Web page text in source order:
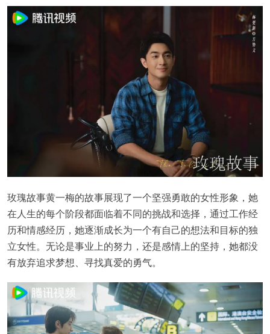
玫瑰故事黄一梅的故事展现了一个坚强勇敢的女性形象，她
在人生的每个阶段都面临着不同的挑战和选择，通过工作经
历和情感经历，她逐渐成长为一个有自己的想法和目标的独
立女性。无论是事业上的努力，还是感情上的坚持，她都没
有放弃追求梦想、寻找真爱的勇气。